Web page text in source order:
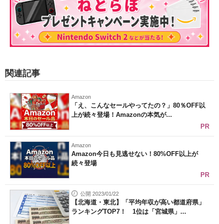
関連記事
Amazon
「え、こんなセールやってたの？」80％OFF以
上が続々登場！Amazonの本気が...
PR
Amazon
Amazon今日も見逃せない！80%OFF以上が
続々登場
PR
公開 2023/01/22
【北海道・東北】「平均年収が高い都道府県」
ランキングTOP7！ 1位は「宮城県」...